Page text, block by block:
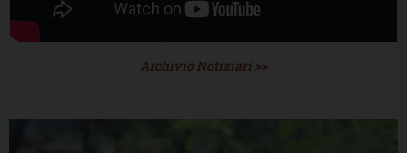
Archivio Notiziari >>